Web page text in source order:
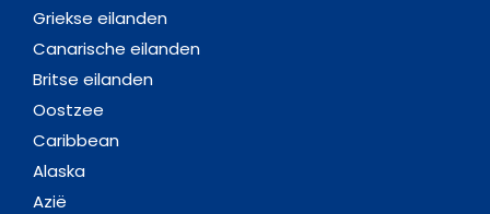
Griekse eilanden
Canarische eilanden
Britse eilanden
Oostzee
Caribbean
Alaska
Azië